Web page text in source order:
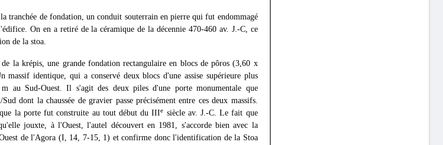
tranchée de fondation, un conduit souterrain en pierre qui fut endommagé
On en a retiré de la céramique de la décennie 470-460 av. J.-C, ce
de la stoa.
la krépis, une grande fondation rectangulaire en blocs de pôros (3,60 x
identique, qui a conservé deux blocs d'une assise supérieure plus
au Sud-Ouest. Il s'agit des deux piles d'une porte monumentale que
dont la chaussée de gravier passe précisément entre ces deux massifs.
que la porte fut construite au tout début du IIIe siècle av. J.-C. Le fait que
jouxte, à l'Ouest, l'autel découvert en 1981, s'accorde bien avec la
de l'Agora (I, 14, 7-15, 1) et confirme donc l'identification de la Stoa